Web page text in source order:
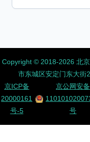
Copyright ©️ 2018-2026 北
市东城区安定门东大街
京ICP备
20000161
号-5
京公网安备
号